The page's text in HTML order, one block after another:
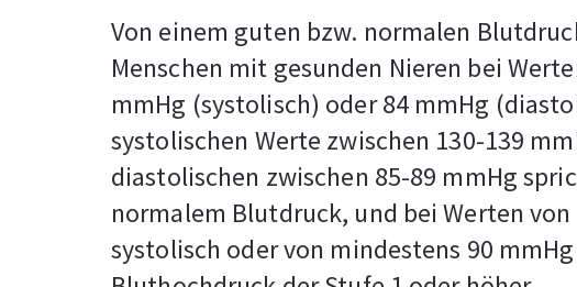
Von einem guten bzw. normalen
Menschen mit gesunden Nieren bei
mmHg (systolisch) oder 84 mmHg
systolischen Werte zwischen 130-139
diastolischen zwischen 85-89 mmHg
normalem Blutdruck, und bei Werten
systolisch oder von mindestens 90